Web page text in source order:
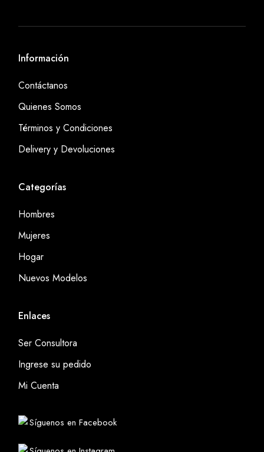
Información
Contáctanos
Quienes Somos
Términos y Condiciones
Delivery y Devoluciones
Categorías
Hombres
Mujeres
Hogar
Nuevos Modelos
Enlaces
Ser Consultora
Ingrese su pedido
Mi Cuenta
Síguenos en Facebook